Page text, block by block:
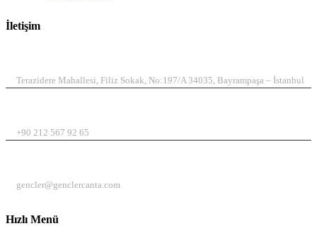
İletişim
Terazidere Mahallesi, Filiz Sokak, No:197/A 34035, Bayrampaşa – İstanbul
+90 212 567 92 65
gencler@genclercanta.com
Hızlı Menü